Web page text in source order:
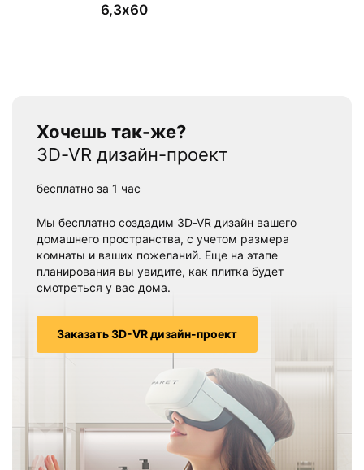
6,3х60
Хочешь так-же?
3D-VR дизайн-проект
бесплатно за 1 час
Мы бесплатно создадим 3D-VR дизайн вашего
домашнего пространства, с учетом размера
комнаты и ваших пожеланий. Еще на этапе
планирования вы увидите, как плитка будет
смотреться у вас дома.
Заказать 3D-VR дизайн-проект